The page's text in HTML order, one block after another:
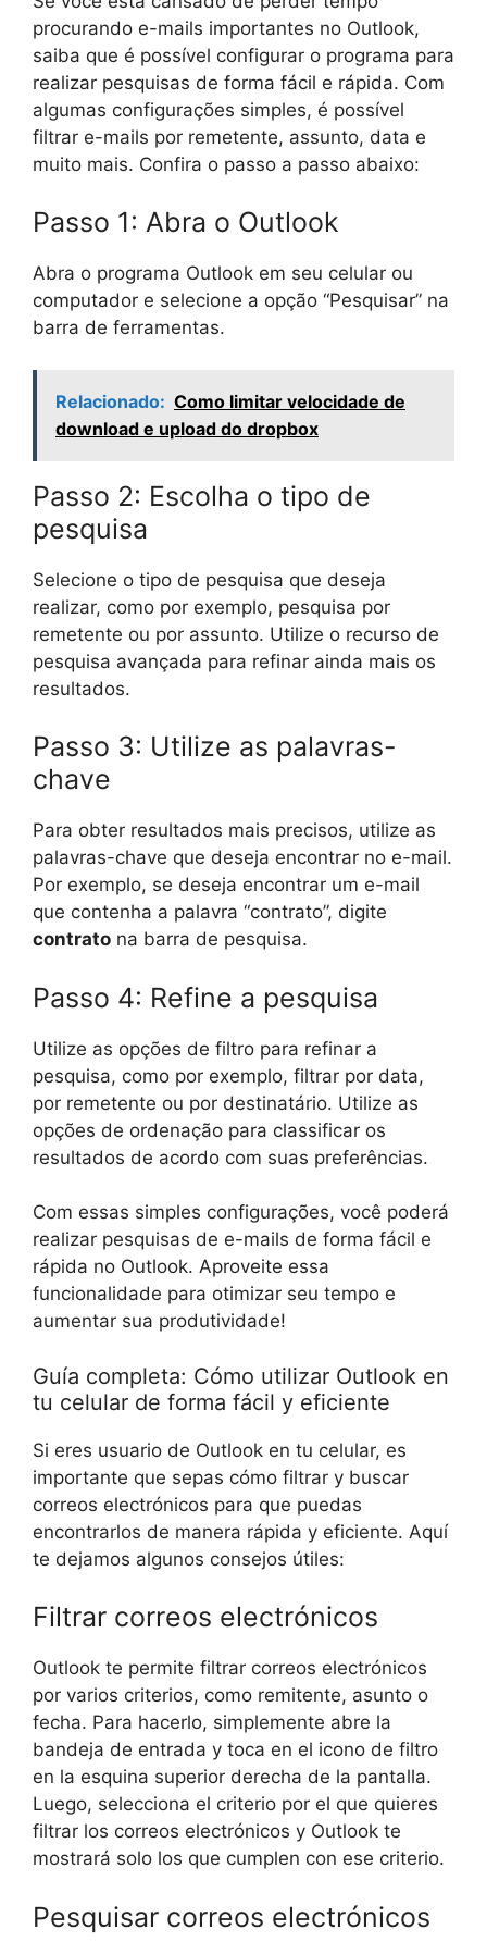
procurando e-mails importantes no Outlook,
saiba que é possível configurar o programa para
realizar pesquisas de forma fácil e rápida. Com
algumas configurações simples, é possível
filtrar e-mails por remetente, assunto, data e
muito mais. Confira o passo a passo abaixo:
Passo 1: Abra o Outlook
Abra o programa Outlook em seu celular ou
computador e selecione a opção “Pesquisar” na
barra de ferramentas.
Relacionado: Como limitar velocidade de
download e upload do dropbox
Passo 2: Escolha o tipo de
pesquisa
Selecione o tipo de pesquisa que deseja
realizar, como por exemplo, pesquisa por
remetente ou por assunto. Utilize o recurso de
pesquisa avançada para refinar ainda mais os
resultados.
Passo 3: Utilize as palavras-
chave
Para obter resultados mais precisos, utilize as
palavras-chave que deseja encontrar no e-mail.
Por exemplo, se deseja encontrar um e-mail
que contenha a palavra “contrato”, digite
contrato na barra de pesquisa.
Passo 4: Refine a pesquisa
Utilize as opções de filtro para refinar a
pesquisa, como por exemplo, filtrar por data,
por remetente ou por destinatário. Utilize as
opções de ordenação para classificar os
resultados de acordo com suas preferências.
Com essas simples configurações, você poderá
realizar pesquisas de e-mails de forma fácil e
rápida no Outlook. Aproveite essa
funcionalidade para otimizar seu tempo e
aumentar sua produtividade!
Guía completa: Cómo utilizar Outlook en
tu celular de forma fácil y eficiente
Si eres usuario de Outlook en tu celular, es
importante que sepas cómo filtrar y buscar
correos electrónicos para que puedas
encontrarlos de manera rápida y eficiente. Aquí
te dejamos algunos consejos útiles:
Filtrar correos electrónicos
Outlook te permite filtrar correos electrónicos
por varios criterios, como remitente, asunto o
fecha. Para hacerlo, simplemente abre la
bandeja de entrada y toca en el icono de filtro
en la esquina superior derecha de la pantalla.
Luego, selecciona el criterio por el que quieres
filtrar los correos electrónicos y Outlook te
mostrará solo los que cumplen con ese criterio.
Pesquisar correos electrónicos